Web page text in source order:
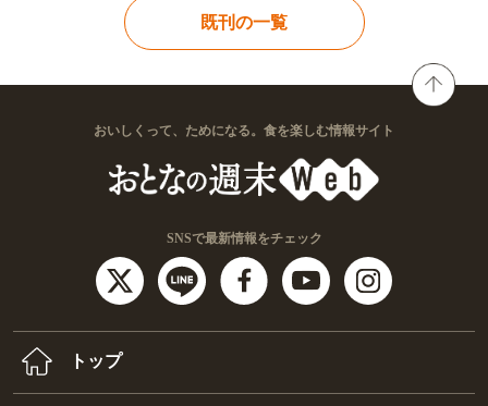
既刊の一覧
おいしくって、ためになる。食を楽しむ情報サイト
SNSで最新情報をチェック
トップ